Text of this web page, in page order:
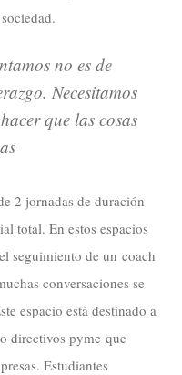
no es de
Necesitamos
que las cosas
2 jornadas de duración
total. En estos espacios
seguimiento de un coach
conversaciones se
espacio está destinado a
directivos pyme que
Estudiantes